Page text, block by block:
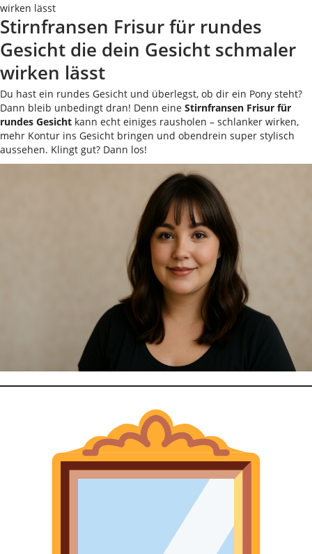
wirken lässt
Stirnfransen Frisur für rundes
Gesicht die dein Gesicht schmaler
wirken lässt
Du hast ein rundes Gesicht und überlegst, ob dir ein Pony steht?
Dann bleib unbedingt dran! Denn eine Stirnfransen Frisur für
rundes Gesicht kann echt einiges rausholen – schlanker wirken,
mehr Kontur ins Gesicht bringen und obendrein super stylisch
aussehen. Klingt gut? Dann los!